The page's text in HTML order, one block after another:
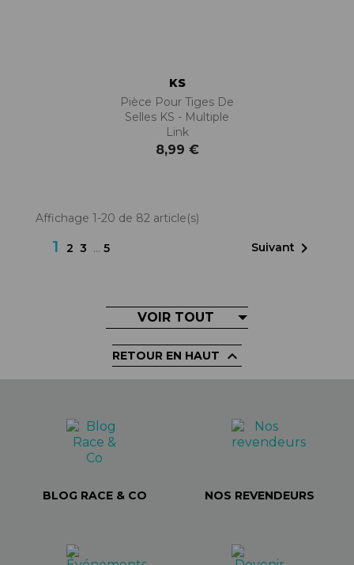
KS
Pièce Pour Tiges De
Selles KS - Multiple
Link
8,99 €
Affichage 1-20 de 82 article(s)
1 2 3 … 5 Suivant 
VOIR TOUT
RETOUR EN HAUT 
BLOG RACE & CO NOS REVENDEURS